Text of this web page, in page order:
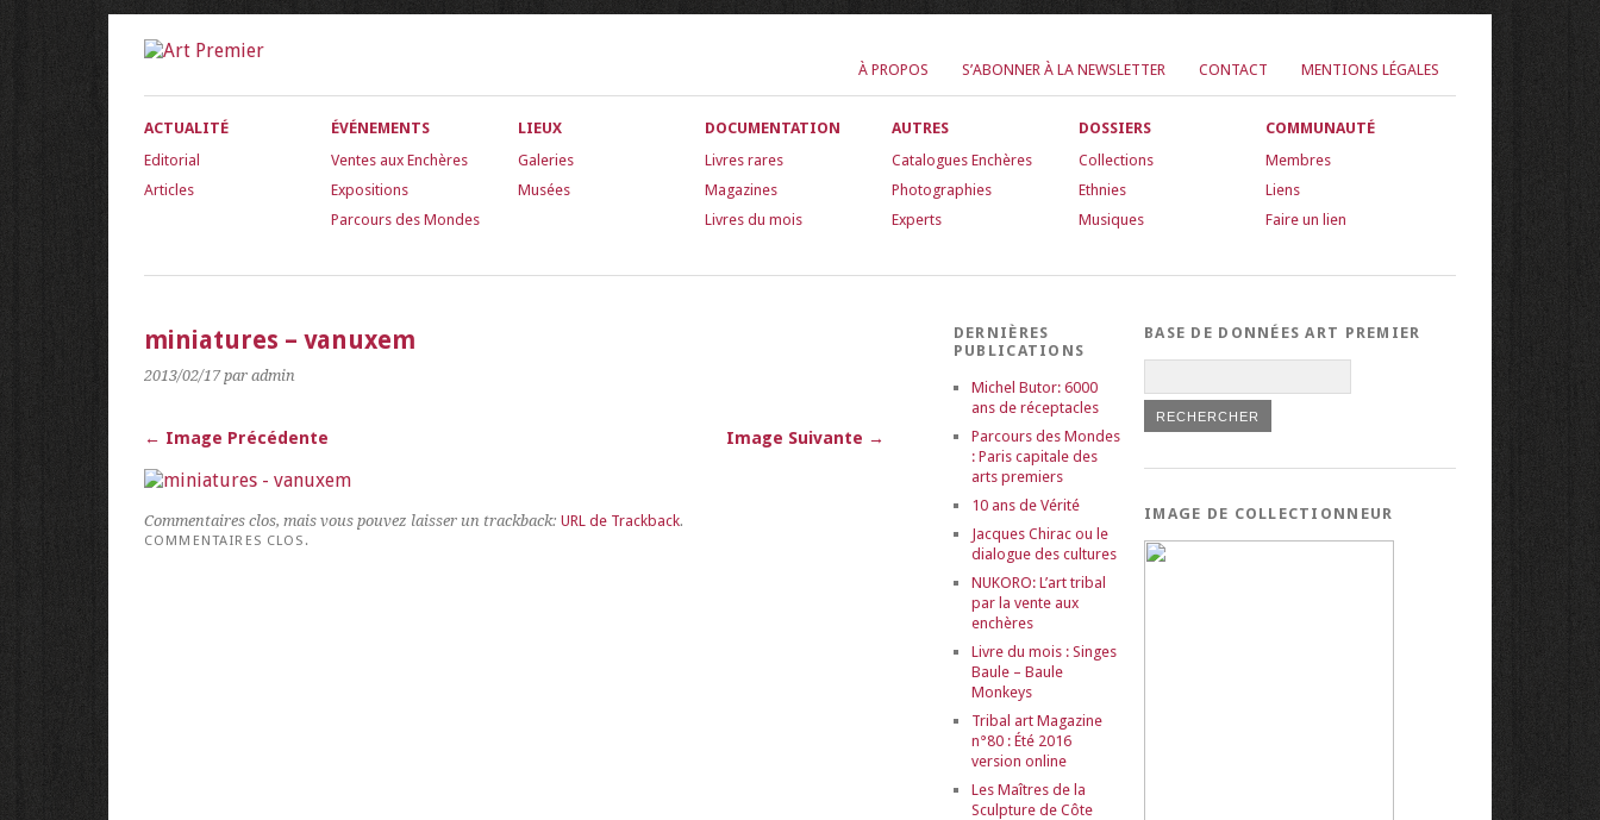
À PROPOS S’ABONNER À LA NEWSLETTER CONTACT MENTIONS LÉGALES
ACTUALITÉ
Editorial
Articles
ÉVÉNEMENTS
Ventes aux Enchères
Expositions
Parcours des Mondes
LIEUX
Galeries
Musées
DOCUMENTATION
Livres rares
Magazines
Livres du mois
AUTRES
Catalogues Enchères
Photographies
Experts
DOSSIERS
Collections
Ethnies
Musiques
COMMUNAUTÉ
Membres
Liens
Faire un lien
miniatures – vanuxem
2013/02/17 par admin
← Image Précédente Image Suivante →
Commentaires clos, mais vous pouvez laisser un trackback: URL de Trackback.
COMMENTAIRES CLOS.
DERNIÈRES
PUBLICATIONS
Michel Butor: 6000
ans de réceptacles
Parcours des Mondes
: Paris capitale des
arts premiers
10 ans de Vérité
Jacques Chirac ou le
dialogue des cultures
NUKORO: L’art tribal
par la vente aux
enchères
Livre du mois : Singes
Baule – Baule
Monkeys
Tribal art Magazine
n°80 : Été 2016
version online
Les Maîtres de la
Sculpture de Côte
BASE DE DONNÉES ART PREMIER
IMAGE DE COLLECTIONNEUR